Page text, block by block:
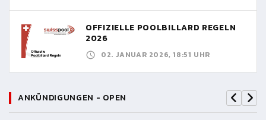
OFFIZIELLE POOLBILLARD REGELN
2026
02. JANUAR 2026, 18:51 UHR
ANKÜNDIGUNGEN - OPEN